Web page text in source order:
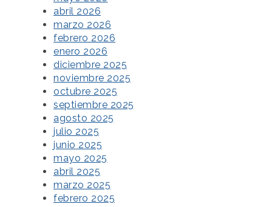
abril 2026
marzo 2026
febrero 2026
enero 2026
diciembre 2025
noviembre 2025
octubre 2025
septiembre 2025
agosto 2025
julio 2025
junio 2025
mayo 2025
abril 2025
marzo 2025
febrero 2025